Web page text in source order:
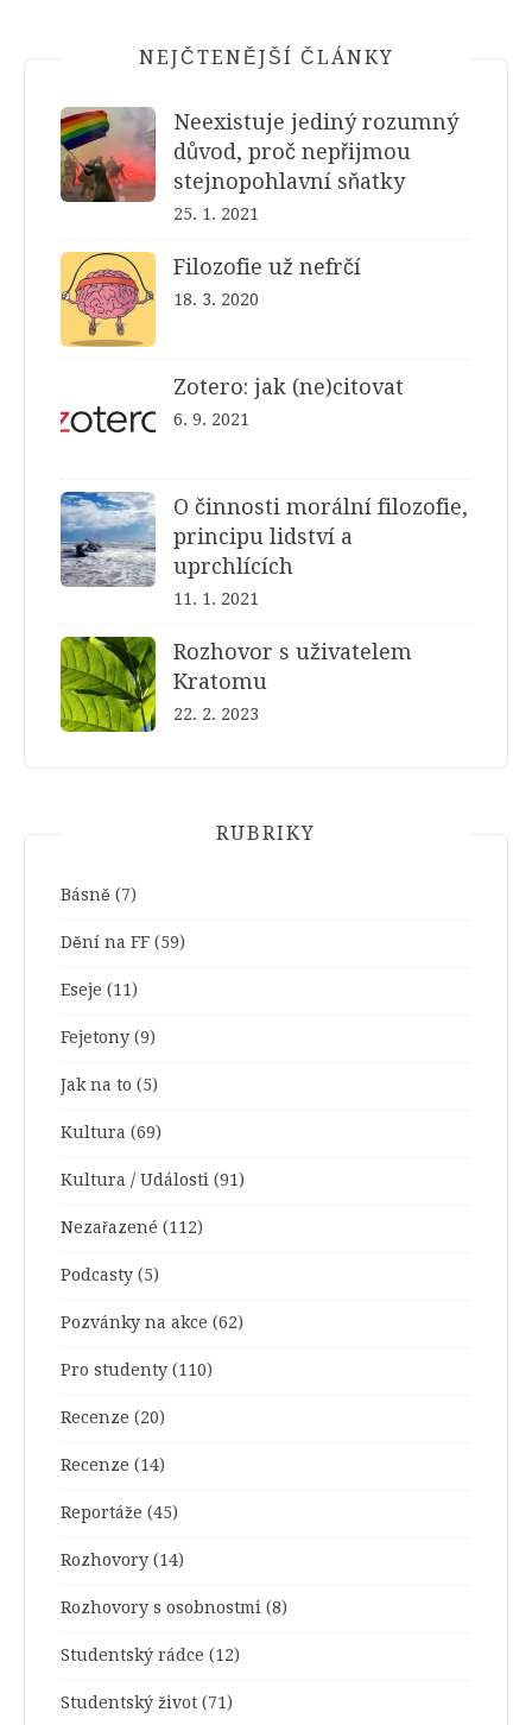
NEJČTENĚJŠÍ ČLÁNKY
Neexistuje jediný rozumný
důvod, proč nepřijmou
stejnopohlavní sňatky
25. 1. 2021
Filozofie už nefrčí
18. 3. 2020
Zotero: jak (ne)citovat
6. 9. 2021
O činnosti morální filozofie,
principu lidství a
uprchlících
11. 1. 2021
Rozhovor s uživatelem
Kratomu
22. 2. 2023
RUBRIKY
Básně (7)
Dění na FF (59)
Eseje (11)
Fejetony (9)
Jak na to (5)
Kultura (69)
Kultura / Události (91)
Nezařazené (112)
Podcasty (5)
Pozvánky na akce (62)
Pro studenty (110)
Recenze (20)
Recenze (14)
Reportáže (45)
Rozhovory (14)
Rozhovory s osobnostmi (8)
Studentský rádce (12)
Studentský život (71)